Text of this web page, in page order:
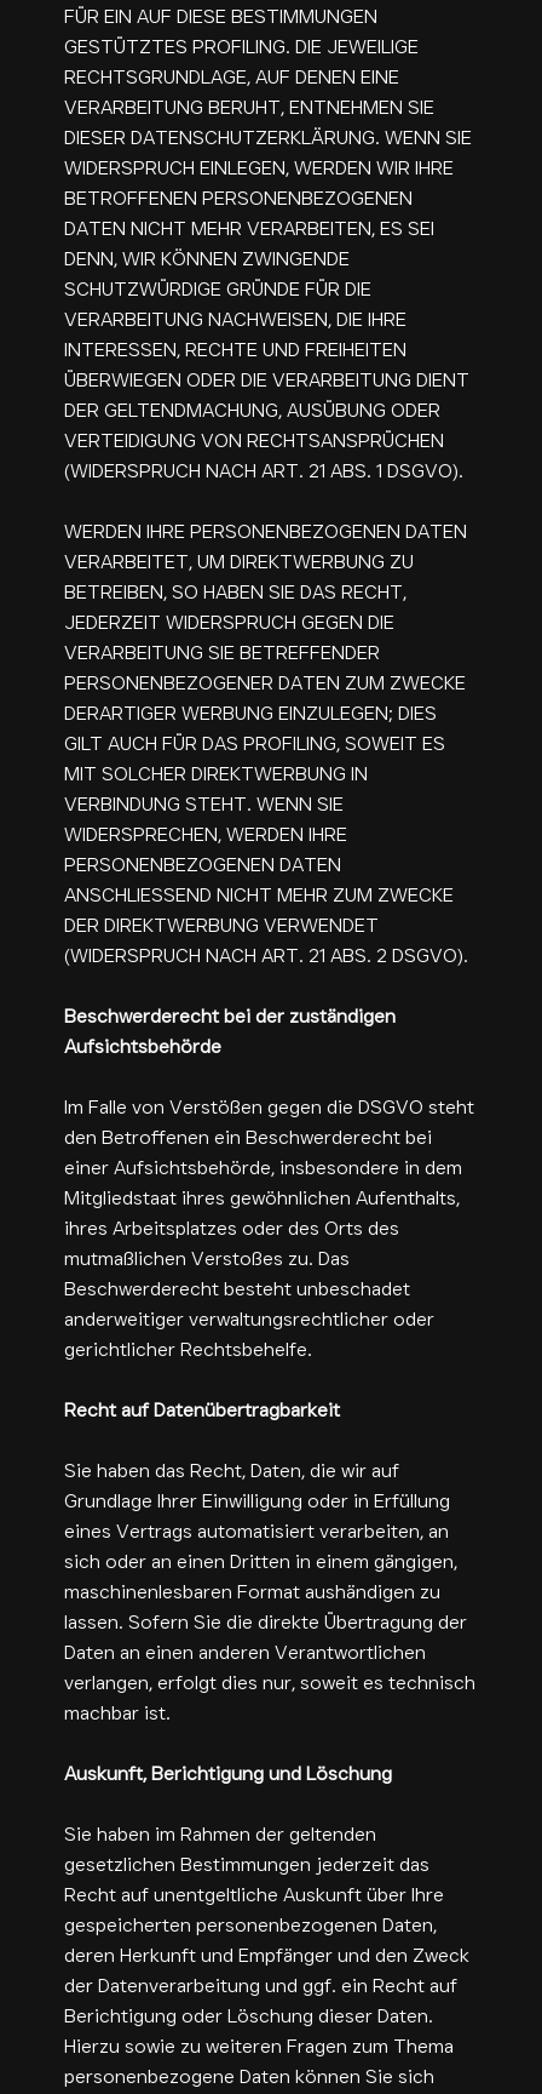
FÜR EIN AUF DIESE BESTIMMUNGEN
GESTÜTZTES PROFILING. DIE JEWEILIGE
RECHTSGRUNDLAGE, AUF DENEN EINE
VERARBEITUNG BERUHT, ENTNEHMEN SIE
DIESER DATENSCHUTZERKLÄRUNG. WENN SIE
WIDERSPRUCH EINLEGEN, WERDEN WIR IHRE
BETROFFENEN PERSONENBEZOGENEN
DATEN NICHT MEHR VERARBEITEN, ES SEI
DENN, WIR KÖNNEN ZWINGENDE
SCHUTZWÜRDIGE GRÜNDE FÜR DIE
VERARBEITUNG NACHWEISEN, DIE IHRE
INTERESSEN, RECHTE UND FREIHEITEN
ÜBERWIEGEN ODER DIE VERARBEITUNG DIENT
DER GELTENDMACHUNG, AUSÜBUNG ODER
VERTEIDIGUNG VON RECHTSANSPRÜCHEN
(WIDERSPRUCH NACH ART. 21 ABS. 1 DSGVO).
WERDEN IHRE PERSONENBEZOGENEN DATEN
VERARBEITET, UM DIREKTWERBUNG ZU
BETREIBEN, SO HABEN SIE DAS RECHT,
JEDERZEIT WIDERSPRUCH GEGEN DIE
VERARBEITUNG SIE BETREFFENDER
PERSONENBEZOGENER DATEN ZUM ZWECKE
DERARTIGER WERBUNG EINZULEGEN; DIES
GILT AUCH FÜR DAS PROFILING, SOWEIT ES
MIT SOLCHER DIREKTWERBUNG IN
VERBINDUNG STEHT. WENN SIE
WIDERSPRECHEN, WERDEN IHRE
PERSONENBEZOGENEN DATEN
ANSCHLIESSEND NICHT MEHR ZUM ZWECKE
DER DIREKTWERBUNG VERWENDET
(WIDERSPRUCH NACH ART. 21 ABS. 2 DSGVO).
Beschwerderecht bei der zuständigen
Aufsichtsbehörde
Im Falle von Verstößen gegen die DSGVO steht
den Betroffenen ein Beschwerderecht bei
einer Aufsichtsbehörde, insbesondere in dem
Mitgliedstaat ihres gewöhnlichen Aufenthalts,
ihres Arbeitsplatzes oder des Orts des
mutmaßlichen Verstoßes zu. Das
Beschwerderecht besteht unbeschadet
anderweitiger verwaltungsrechtlicher oder
gerichtlicher Rechtsbehelfe.
Recht auf Datenübertragbarkeit
Sie haben das Recht, Daten, die wir auf
Grundlage Ihrer Einwilligung oder in Erfüllung
eines Vertrags automatisiert verarbeiten, an
sich oder an einen Dritten in einem gängigen,
maschinenlesbaren Format aushändigen zu
lassen. Sofern Sie die direkte Übertragung der
Daten an einen anderen Verantwortlichen
verlangen, erfolgt dies nur, soweit es technisch
machbar ist.
Auskunft, Berichtigung und Löschung
Sie haben im Rahmen der geltenden
gesetzlichen Bestimmungen jederzeit das
Recht auf unentgeltliche Auskunft über Ihre
gespeicherten personenbezogenen Daten,
deren Herkunft und Empfänger und den Zweck
der Datenverarbeitung und ggf. ein Recht auf
Berichtigung oder Löschung dieser Daten.
Hierzu sowie zu weiteren Fragen zum Thema
personenbezogene Daten können Sie sich